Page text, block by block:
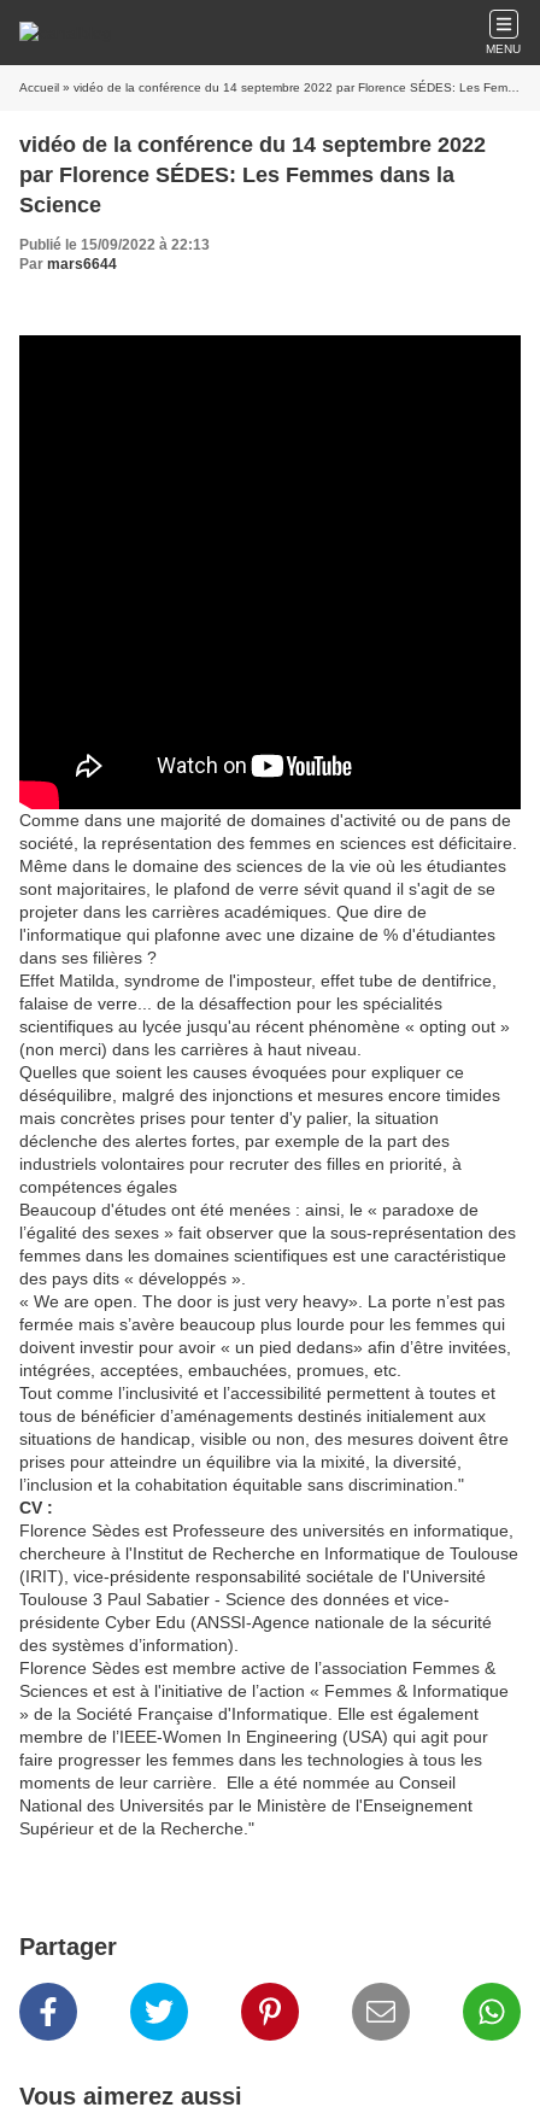
MENU
Accueil » vidéo de la conférence du 14 septembre 2022 par Florence SÉDES: Les Femmes dans la Science
vidéo de la conférence du 14 septembre 2022
par Florence SÉDES: Les Femmes dans la
Science
Publié le 15/09/2022 à 22:13
Par mars6644
Comme dans une majorité de domaines d'activité ou de pans de
société, la représentation des femmes en sciences est déficitaire.
Même dans le domaine des sciences de la vie où les étudiantes
sont majoritaires, le plafond de verre sévit quand il s'agit de se
projeter dans les carrières académiques. Que dire de
l'informatique qui plafonne avec une dizaine de % d'étudiantes
dans ses filières ?
Effet Matilda, syndrome de l'imposteur, effet tube de dentifrice,
falaise de verre... de la désaffection pour les spécialités
scientifiques au lycée jusqu'au récent phénomène « opting out »
(non merci) dans les carrières à haut niveau.
Quelles que soient les causes évoquées pour expliquer ce
déséquilibre, malgré des injonctions et mesures encore timides
mais concrètes prises pour tenter d'y palier, la situation
déclenche des alertes fortes, par exemple de la part des
industriels volontaires pour recruter des filles en priorité, à
compétences égales
Beaucoup d'études ont été menées : ainsi, le « paradoxe de
l’égalité des sexes » fait observer que la sous-représentation des
femmes dans les domaines scientifiques est une caractéristique
des pays dits « développés ».
« We are open. The door is just very heavy». La porte n’est pas
fermée mais s’avère beaucoup plus lourde pour les femmes qui
doivent investir pour avoir « un pied dedans» afin d’être invitées,
intégrées, acceptées, embauchées, promues, etc.
Tout comme l’inclusivité et l’accessibilité permettent à toutes et
tous de bénéficier d’aménagements destinés initialement aux
situations de handicap, visible ou non, des mesures doivent être
prises pour atteindre un équilibre via la mixité, la diversité,
l’inclusion et la cohabitation équitable sans discrimination."
CV :
Florence Sèdes est Professeure des universités en informatique,
chercheure à l'Institut de Recherche en Informatique de Toulouse
(IRIT), vice-présidente responsabilité sociétale de l'Université
Toulouse 3 Paul Sabatier - Science des données et vice-
présidente Cyber Edu (ANSSI-Agence nationale de la sécurité
des systèmes d’information).
Florence Sèdes est membre active de l’association Femmes &
Sciences et est à l'initiative de l’action « Femmes & Informatique
» de la Société Française d'Informatique. Elle est également
membre de l’IEEE-Women In Engineering (USA) qui agit pour
faire progresser les femmes dans les technologies à tous les
moments de leur carrière. Elle a été nommée au Conseil
National des Universités par le Ministère de l'Enseignement
Supérieur et de la Recherche."
Partager
Vous aimerez aussi